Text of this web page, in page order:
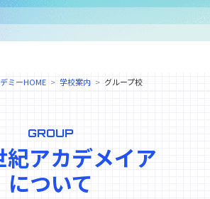
ミーHOME 学校案内 グループ校
GROUP
紀アカデメイア
について